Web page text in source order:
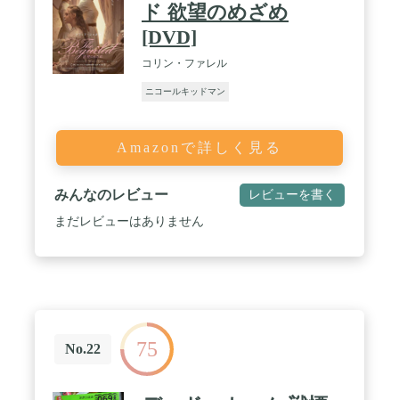
ド 欲望のめざめ
[DVD]
コリン・ファレル
ニコールキッドマン
Amazonで詳しく見る
みんなのレビュー レビューを書く
まだレビューはありません
No.22 75